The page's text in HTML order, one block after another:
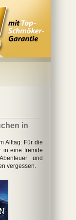
in
Alltag: Für die
in eine fremde
und
vergessen.